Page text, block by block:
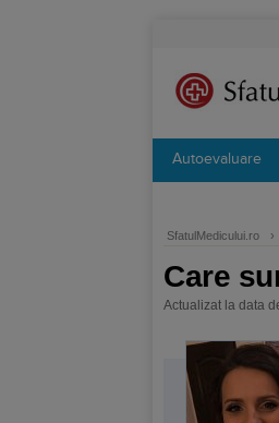
Autoevaluare
SfatulMedicului.ro ›
Care
Actualizat la data